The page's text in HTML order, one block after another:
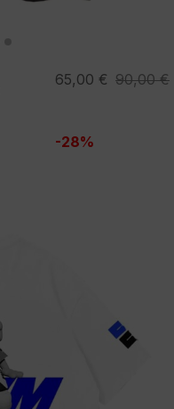
90,00€
El
era:
65,00 €
El
es:
-28%